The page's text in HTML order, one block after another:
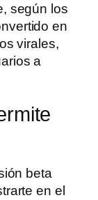
según los
en
virales,
a
beta
en el